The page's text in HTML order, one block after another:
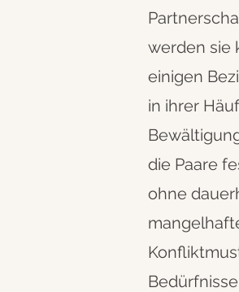
werden sie
einigen
in ihrer
die Paare
ohne